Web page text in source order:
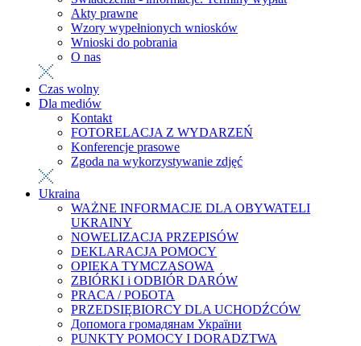
Akty prawne
Wzory wypełnionych wniosków
Wnioski do pobrania
O nas
Czas wolny
Dla mediów
Kontakt
FOTORELACJA Z WYDARZEŃ
Konferencje prasowe
Zgoda na wykorzystywanie zdjęć
Ukraina
WAŻNE INFORMACJE DLA OBYWATELI
UKRAINY
NOWELIZACJA PRZEPISÓW
DEKLARACJA POMOCY
OPIEKA TYMCZASOWA
ZBIÓRKI i ODBIÓR DARÓW
PRACA / РОБОТА
PRZEDSIĘBIORCY DLA UCHODŹCÓW
Допомога громадянам України
PUNKTY POMOCY I DORADZTWA